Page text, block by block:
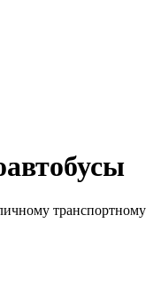
транспортному